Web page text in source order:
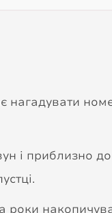
нагадувати
і приблизно до